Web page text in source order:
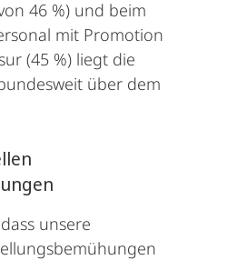
46 %) und beim
mit Promotion
(45 %) liegt die
über dem
unsere